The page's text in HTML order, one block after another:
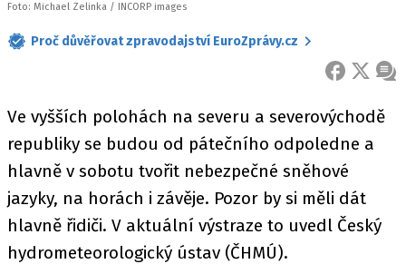
Foto: Michael Zelinka / INCORP images
Proč důvěřovat zpravodajství EuroZprávy.cz
FACEBOOK
X
Ve vyšších polohách na severu a severovýchodě
republiky se budou od pátečního odpoledne a
hlavně v sobotu tvořit nebezpečné sněhové
jazyky, na horách i závěje. Pozor by si měli dát
hlavně řidiči. V aktuální výstraze to uvedl Český
hydrometeorologický ústav (ČHMÚ).